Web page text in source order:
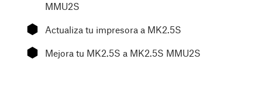
MMU2S
⬢ Actualiza tu impresora a MK2.5S
⬢ Mejora tu MK2.5S a MK2.5S MMU2S